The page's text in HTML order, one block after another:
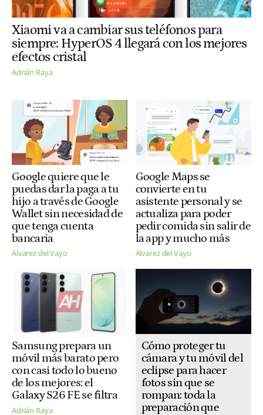
Xiaomi va a cambiar sus teléfonos para
siempre: HyperOS 4 llegará con los mejores
efectos cristal
Adrián Raya
Google quiere que le
puedas dar la paga a tu
hijo a través de Google
Wallet sin necesidad de
que tenga cuenta
bancaria
Alvarez del Vayo
Google Maps se
convierte en tu
asistente personal y se
actualiza para poder
pedir comida sin salir de
la app y mucho más
Alvarez del Vayo
Samsung prepara un
móvil más barato pero
con casi todo lo bueno
de los mejores: el
Galaxy S26 FE se filtra
Adrián Raya
Cómo proteger tu
cámara y tu móvil del
eclipse para hacer
fotos sin que se
rompan: toda la
preparación que